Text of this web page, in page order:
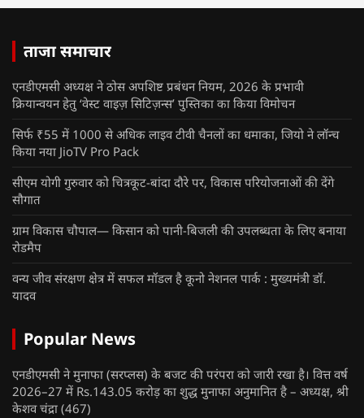
ताजा समाचार
एनडीएमसी अध्यक्ष ने ठोस अपशिष्ट प्रबंधन नियम, 2026 के प्रभावी
क्रियान्वयन हेतु ‘वेस्ट वाइज़ सिटिज़न्स’ पुस्तिका का किया विमोचन
सिर्फ ₹55 में 1000 से अधिक लाइव टीवी चैनलों का धमाका, जियो ने लॉन्च
किया नया JioTV Pro Pack
सीएम योगी गुरुवार को चित्रकूट-बांदा दौरे पर, विकास परियोजनाओं की देंगे
सौगात
ग्राम विकास चौपाल— किसान को पानी-बिजली की उपलब्धता के लिए बनाया
रोडमैप
वन्य जीव संरक्षण क्षेत्र में सफल मॉडल है कूनो नेशनल पार्क : मुख्यमंत्री डॉ.
यादव
Popular News
एनडीएमसी ने मुनाफा (सरप्लस) के बजट की परंपरा को जारी रखा है। वित्त वर्ष
2026–27 में Rs.143.05 करोड़ का शुद्ध मुनाफा अनुमानित है – अध्यक्ष, श्री
केशव चंद्रा (467)